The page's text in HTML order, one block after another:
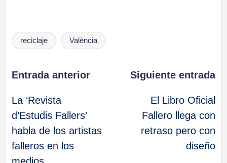
Etiquetas:
reciclaje València
Navegación
de
entradas
Entrada anterior
La ‘Revista
d’Estudis Fallers’
habla de los artistas
falleros en los
Siguiente entrada
El Libro Oficial
Fallero llega con
retraso pero con
diseño